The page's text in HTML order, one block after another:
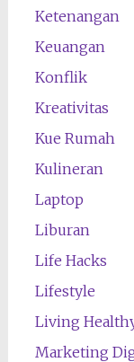
Ketenangan
Keuangan
Konflik
Kreativitas
Kue Rumah
Kulineran
Laptop
Liburan
Life Hacks
Lifestyle
Living
Marketing